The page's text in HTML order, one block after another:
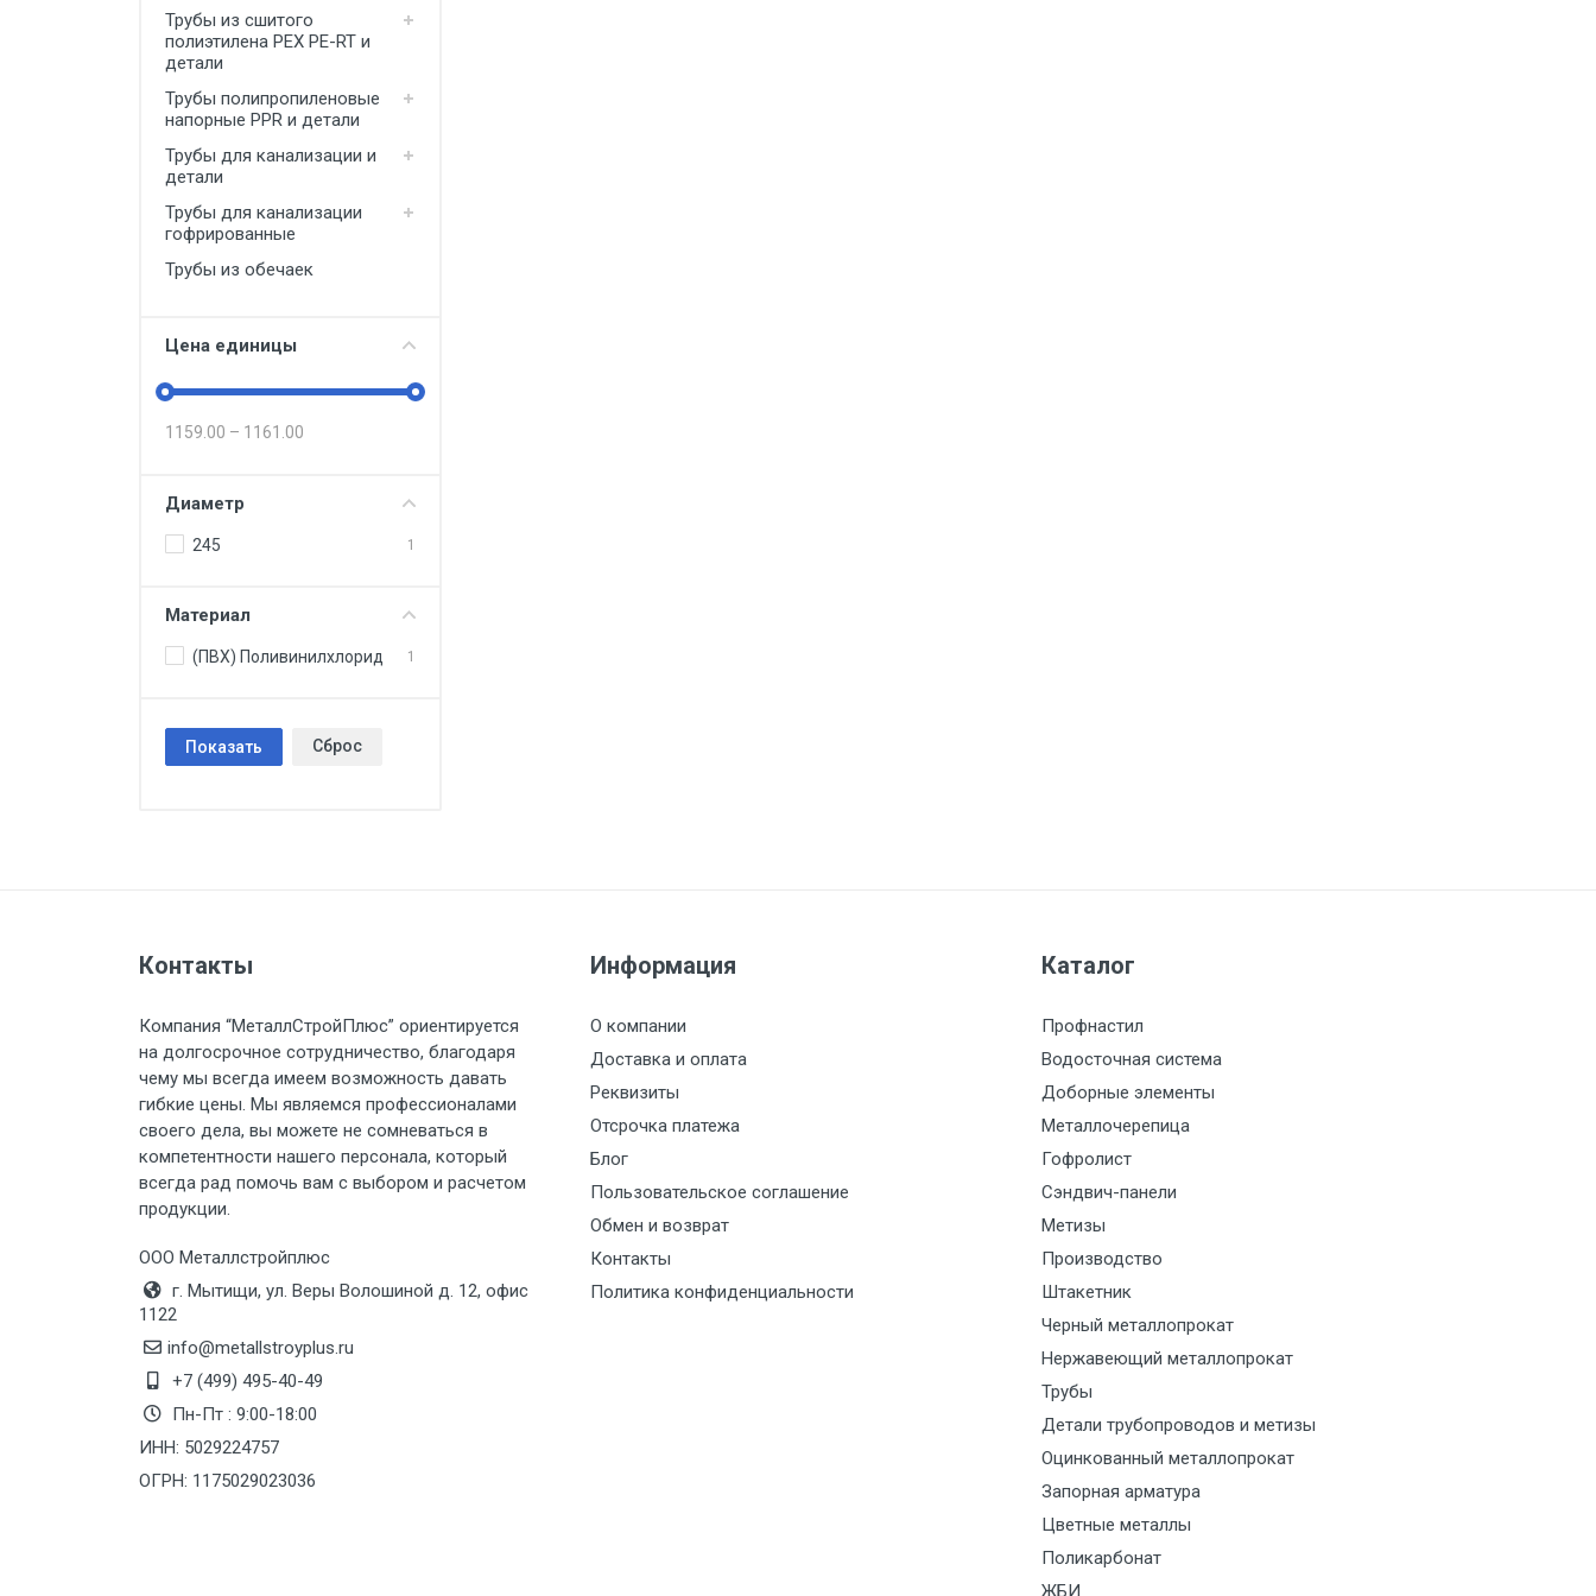
Трубы из сшитого
полиэтилена PEX PE-RT и
детали
Трубы полипропиленовые
напорные PPR и детали
Трубы для канализации и
детали
Трубы для канализации
гофрированные
Трубы из обечаек
Цена единицы
1159.00 – 1161.00
Диаметр
245 1
Материал
(ПВХ) Поливинилхлорид 1
Показать Сброс
Контакты
Компания “МеталлСтройПлюс” ориентируется
на долгосрочное сотрудничество, благодаря
чему мы всегда имеем возможность давать
гибкие цены. Мы являемся профессионалами
своего дела, вы можете не сомневаться в
компетентности нашего персонала, который
всегда рад помочь вам с выбором и расчетом
продукции.
ООО Металлстройплюс
г. Мытищи, ул. Веры Волошиной д. 12, офис
1122
info@metallstroyplus.ru
+7 (499) 495-40-49
Пн-Пт : 9:00-18:00
ИНН: 5029224757
ОГРН: 1175029023036
Информация
О компании
Доставка и оплата
Реквизиты
Отсрочка платежа
Блог
Пользовательское соглашение
Обмен и возврат
Контакты
Политика конфиденциальности
Каталог
Профнастил
Водосточная система
Доборные элементы
Металлочерепица
Гофролист
Сэндвич-панели
Метизы
Производство
Штакетник
Черный металлопрокат
Нержавеющий металлопрокат
Трубы
Детали трубопроводов и метизы
Оцинкованный металлопрокат
Запорная арматура
Цветные металлы
Поликарбонат
ЖБИ